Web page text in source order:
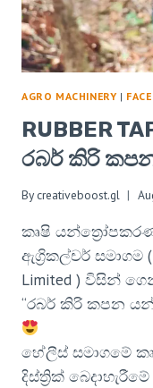
AGRO MACHINERY |
RUBBER
රබර් කිරි
Bycreativeboost.gl
කෘෂි
ඇග්‍රිකල්චර් සමාගම (
Limited ) විසින්
“රබර් කිරි කපන
හේලීස් සමාගමේ
දිස්ත්‍රික්